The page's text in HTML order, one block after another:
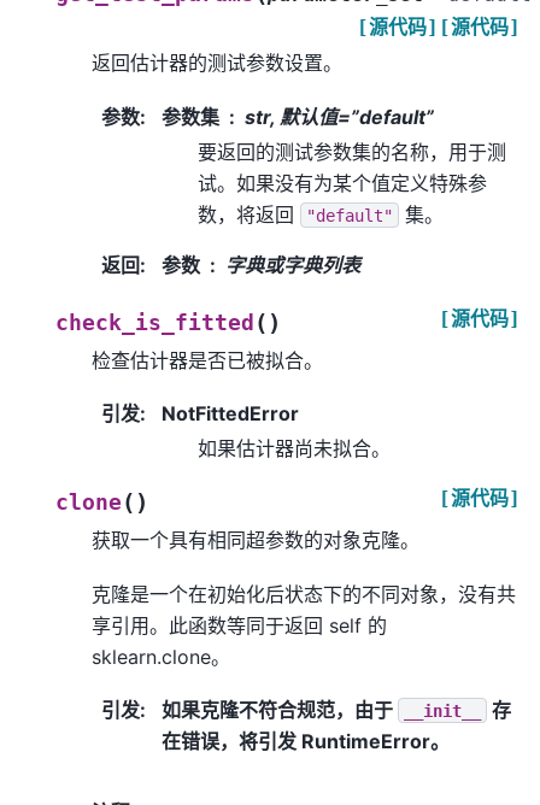
[源代码]
[源代码]
返回估计器的测试参数设置。
参数: 参数集
str, 默认值=”default”
要返回的测试参数集的名称，用于测
试。如果没有为某个值定义特殊参
数，将返回
"default" 集。
返回: 参数 字典或字典列表
check_is_fitted ( ) [源代码]
检查估计器是否已被拟合。
引发:
NotFittedError
如果估计器尚未拟合。
clone ( ) [源代码]
获取一个具有相同超参数的对象克隆。
克隆是一个在初始化后状态下的不同对象，没有共
享引用。此函数等同于返回 self 的
sklearn.clone。
引发: 如果克隆不符合规范，由于 __init__
存
在错误，将引发 RuntimeError。